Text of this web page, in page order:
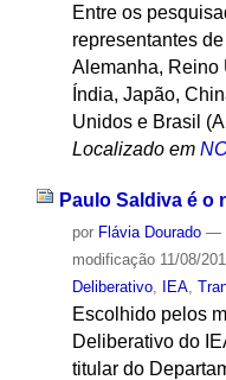
Entre os
representantes
Alemanha, Reino
Índia, Japão,
Unidos e Brasil
Localizado em
Paulo Saldiva é o
por Flávia Dourado —
modificação11/08/
Deliberativo, IEA,
Escolhido pelos
Deliberativo do
titular do